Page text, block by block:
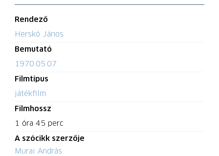
Rendező
Herskó János
Bemutató
1970.05.07.
Filmtípus
játékfilm
Filmhossz
1 óra 45 perc
A szócikk szerzője
Murai András